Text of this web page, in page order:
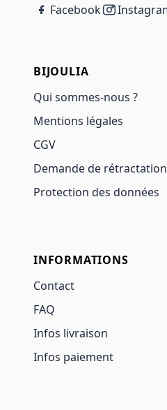
Facebook
BIJOULIA
Qui sommes-nous ?
Mentions légales
CGV
Demande de rétractation
Protection des données
INFORMATIONS
Contact
FAQ
Infos livraison
Infos paiement